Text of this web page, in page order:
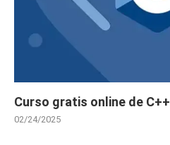
Curso gratis online de C++
02/24/2025